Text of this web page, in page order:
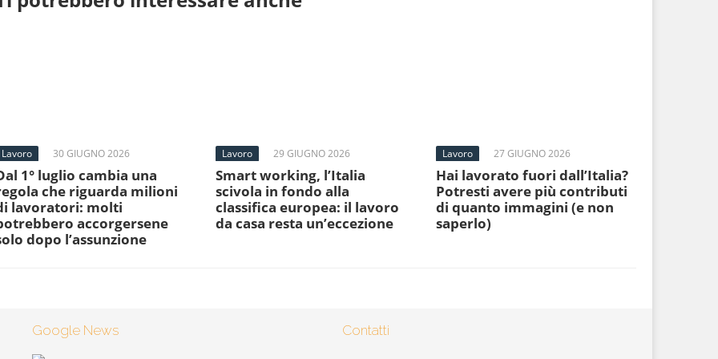
Lavoro 30 GIUGNO 2026
1° luglio cambia una
che riguarda milioni
lavoratori: molti
accorgersene
dopo l’assunzione
Lavoro 29 GIUGNO 2026
Smart working, l’Italia
scivola in fondo alla
classifica europea: il lavoro
da casa resta un’eccezione
Lavoro 27 GIUGNO 2026
Hai lavorato fuori dall’Italia?
Potresti avere più contributi
di quanto immagini (e non
saperlo)
Google News Contatti